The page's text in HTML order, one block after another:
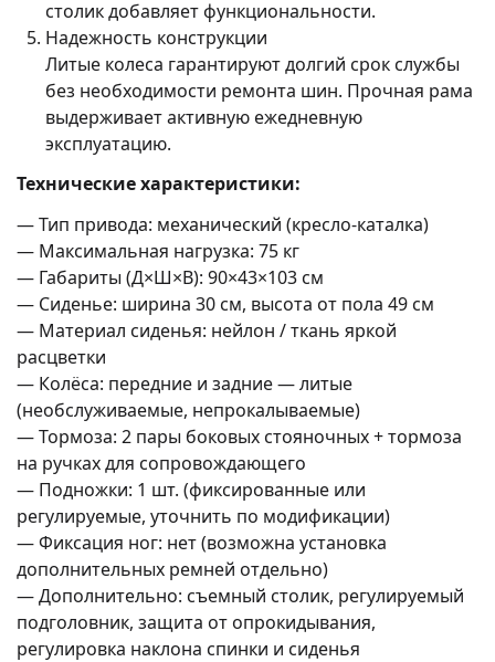
столик добавляет функциональности.
Надежность конструкции
Литые колеса гарантируют долгий срок службы
без необходимости ремонта шин. Прочная рама
выдерживает активную ежедневную
эксплуатацию.
Технические характеристики:
— Тип привода: механический (кресло-каталка)
— Максимальная нагрузка: 75 кг
— Габариты (Д×Ш×В): 90×43×103 см
— Сиденье: ширина 30 см, высота от пола 49 см
— Материал сиденья: нейлон / ткань яркой
расцветки
— Колёса: передние и задние — литые
(необслуживаемые, непрокалываемые)
— Тормоза: 2 пары боковых стояночных + тормоза
на ручках для сопровождающего
— Подножки: 1 шт. (фиксированные или
регулируемые, уточнить по модификации)
— Фиксация ног: нет (возможна установка
дополнительных ремней отдельно)
— Дополнительно: съемный столик, регулируемый
подголовник, защита от опрокидывания,
регулировка наклона спинки и сиденья